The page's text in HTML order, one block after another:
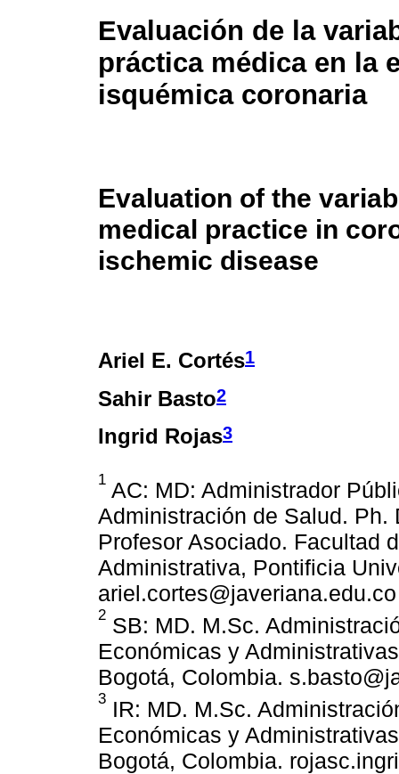
Evaluación de la
práctica médica en la
isquémica coronaria
Evaluation of the
medical practice in
ischemic disease
Ariel E. Cortés1
Sahir Basto2
Ingrid Rojas3
1 AC: MD: Administrador
Administración de Salud.
Profesor Asociado. Facultad
Administrativa, Pontificia
ariel.cortes@javeriana.edu.co
2 SB: MD. M.Sc.
Económicas y
Bogotá, Colombia.
3 IR: MD. M.Sc.
Económicas y
Bogotá, Colombia.